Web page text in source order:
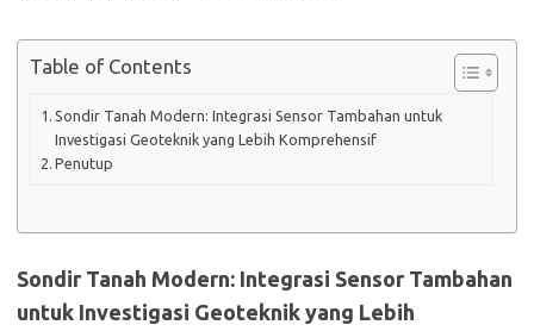
Table of Contents
Sondir Tanah Modern: Integrasi Sensor Tambahan untuk
Investigasi Geoteknik yang Lebih Komprehensif
Penutup
Sondir Tanah Modern: Integrasi Sensor Tambahan
untuk Investigasi Geoteknik yang Lebih